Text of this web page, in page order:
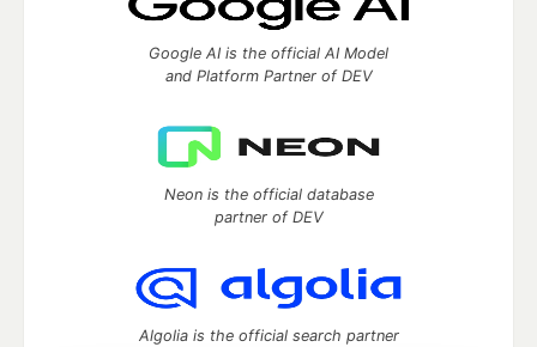
Google AI is the official AI Model
and Platform Partner of DEV
Neon is the official database
partner of DEV
Algolia is the official search partner